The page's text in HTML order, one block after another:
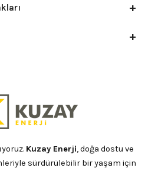
+
+
Kuzay Enerji, doğa dostu ve
sürdürülebilir bir yaşam için